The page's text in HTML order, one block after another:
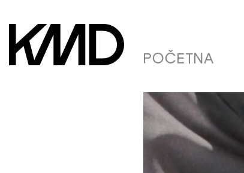
POČETNA